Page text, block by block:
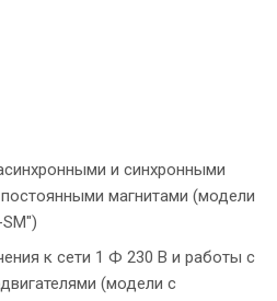
и синхронными
магнитами (модели
к сети 1 Ф 230 В и работы с
(модели с